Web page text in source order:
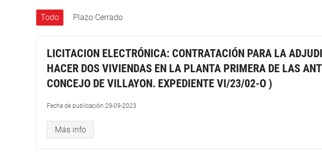
Todo Plazo Cerrado
LICITACION ELECTRÓNICA: CONTRATACIÓN PARA LA
HACER DOS VIVIENDAS EN LA PLANTA PRIMERA DE LAS
CONCEJO DE VILLAYON. EXPEDIENTE VI/23/02-O )
Fecha de publicación 29-09-2023
Más info